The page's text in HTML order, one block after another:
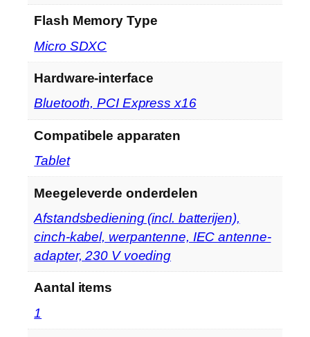
Flash Memory Type
‎Micro SDXC
Hardware-interface
‎Bluetooth, PCI Express x16
Compatibele apparaten
‎Tablet
Meegeleverde onderdelen
‎Afstandsbediening (incl. batterijen),
cinch-kabel, werpantenne, IEC antenne-
adapter, 230 V voeding
Aantal items
‎1